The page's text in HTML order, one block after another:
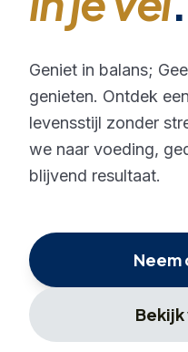
Geniet in balans;
genieten. Ontdek
levensstijl zonder
we naar voeding,
blijvend resultaat.